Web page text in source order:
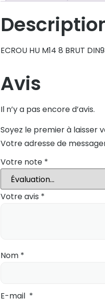
ECROU HU M14 8 BRUT
Avis
Il n’y a pas encore d’avis.
Soyez le premier à laisser
Votre adresse de
Votre note *
Votre avis *
Nom *
E-mail *